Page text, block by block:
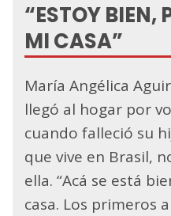
“ESTOY BIEN,
MI CASA”
María Angélica
llegó al hogar por
cuando falleció su
que vive en Brasil,
ella. “Acá se está
casa. Los primeros